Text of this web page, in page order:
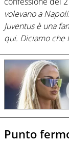
volevano a
Juventus è una
qui. Diciamo che
Punto